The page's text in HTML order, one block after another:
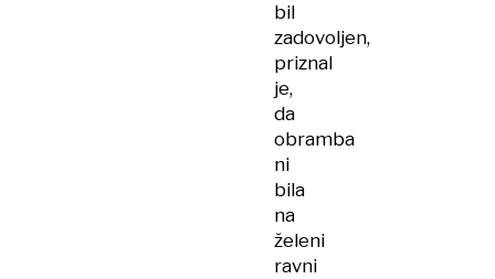
bil
zadovoljen,
priznal
je,
da
obramba
ni
bila
na
želeni
ravni